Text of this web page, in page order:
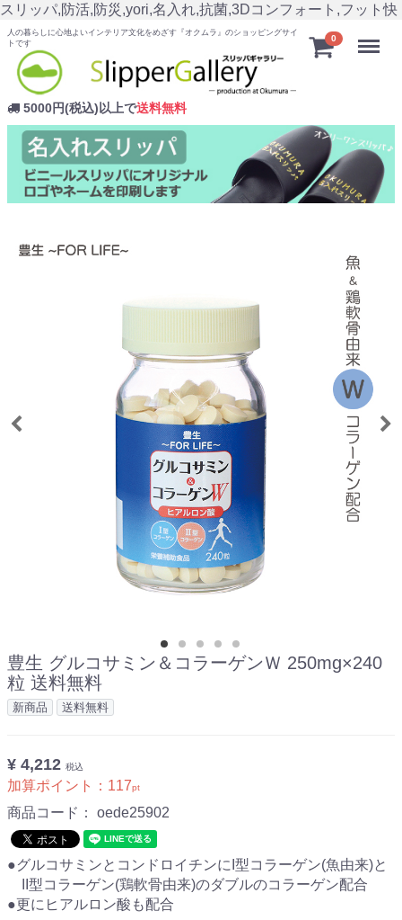
スリッパ,防活,防災,yori,名入れ,抗菌,3Dコンフォート,フット快
人の暮らしに心地よいインテリア文化をめざす『オクムラ』のショッピングサイ
トです
5000円(税込)以上で送料無料
0 Menu
豊生 グルコサミン＆コラーゲンＷ 250mg×240
粒 送料無料
新商品 送料無料
¥ 4,212 税込
加算ポイント： 117pt
商品コード： oede25902
●グルコサミンとコンドロイチンにI型コラーゲン(魚由来)と
II型コラーゲン(鶏軟骨由来)のダブルのコラーゲン配合
●更にヒアルロン酸も配合